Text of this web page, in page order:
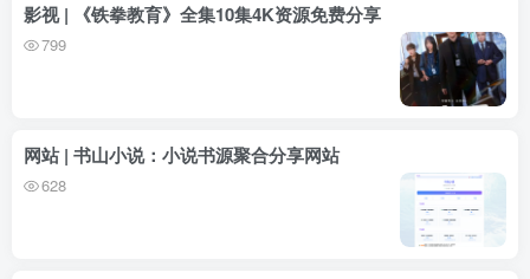
影视 | 《铁拳教育》全集10集4K资源免费分享
799
网站 | 书山小说：小说书源聚合分享网站
628